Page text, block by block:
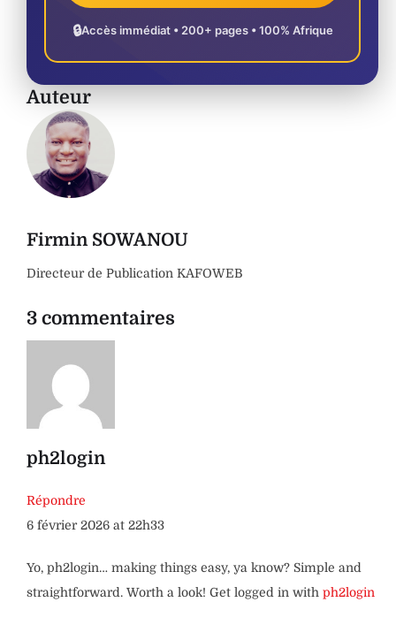
🔒Accès immédiat • 200+ pages • 100% Afrique
Auteur
Firmin SOWANOU
Directeur de Publication KAFOWEB
3 commentaires
ph2login
Répondre
6 février 2026 at 22h33
Yo, ph2login… making things easy, ya know? Simple and
straightforward. Worth a look! Get logged in with ph2login